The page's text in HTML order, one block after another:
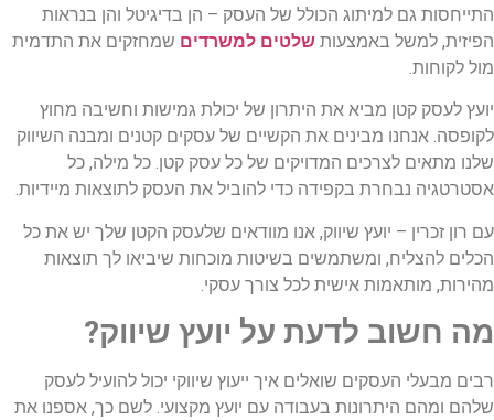
התייחסות גם למיתוג הכולל של העסק – הן בדיגיטל והן בנראות
הפיזית, למשל באמצעות שלטים למשרדים שמחזקים את התדמית
מול לקוחות.
יועץ לעסק קטן מביא את היתרון של יכולת גמישות וחשיבה מחוץ
לקופסה. אנחנו מבינים את הקשיים של עסקים קטנים ומבנה השיווק
שלנו מתאים לצרכים המדויקים של כל עסק קטן. כל מילה, כל
אסטרטגיה נבחרת בקפידה כדי להוביל את העסק לתוצאות מיידיות.
עם רון זכרין – יועץ שיווק, אנו מוודאים שלעסק הקטן שלך יש את כל
הכלים להצליח, ומשתמשים בשיטות מוכחות שיביאו לך תוצאות
מהירות, מותאמות אישית לכל צורך עסקי.
מה חשוב לדעת על יועץ שיווק?
רבים מבעלי העסקים שואלים איך ייעוץ שיווקי יכול להועיל לעסק
שלהם ומהם היתרונות בעבודה עם יועץ מקצועי. לשם כך, אספנו את